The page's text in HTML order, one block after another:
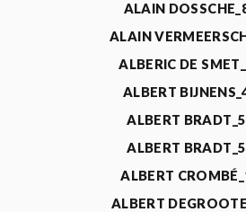
ALAIN
ALAIN
ALBERIC DE
ALBERT
ALBERT
ALBERT
ALBERT
ALBERT